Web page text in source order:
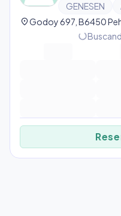
GENESEN
location_on
progress_activity